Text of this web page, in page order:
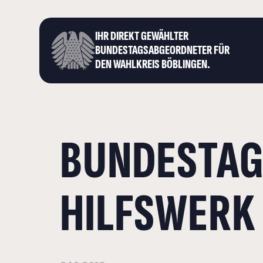
IHR DIREKT GEWÄHLTER
BUNDESTAGS­ABGEORDNETER FÜR
DEN WAHLKREIS BÖBLINGEN.